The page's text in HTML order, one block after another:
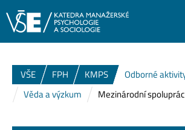
VŠE FPH KMPS
Odborné
Věda a výzkum
Mezinárodní